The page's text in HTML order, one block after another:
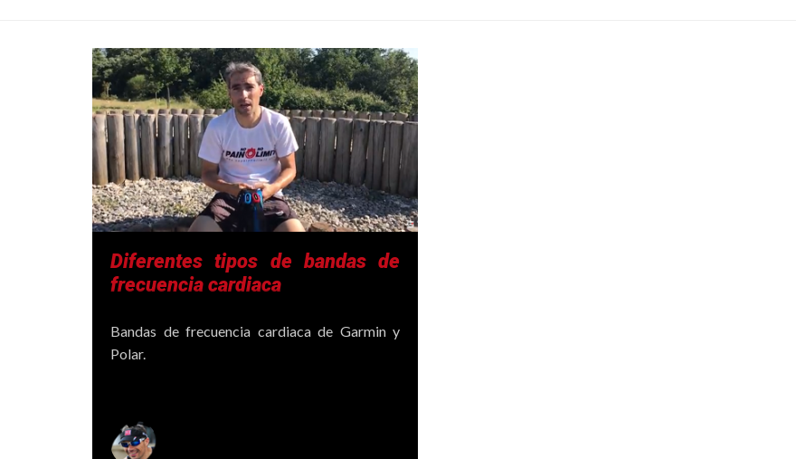
Diferentes tipos de bandas de
frecuencia cardiaca
Bandas de frecuencia cardiaca de Garmin y
Polar.